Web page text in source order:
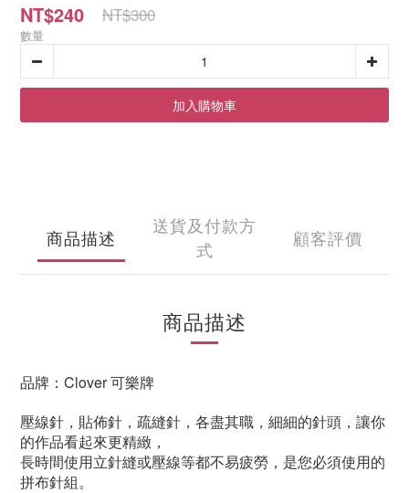
NT$240 NT$300
數量
加入購物車
商品描述
送貨及付款方
式
顧客評價
商品描述
品牌：Clover 可樂牌
壓線針，貼佈針，疏縫針，各盡其職，細細的針頭，讓你
的作品看起來更精緻，
長時間使用立針縫或壓線等都不易疲勞，是您必須使用的
拼布針組。